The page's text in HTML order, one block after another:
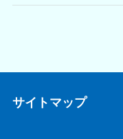
サイトマップ